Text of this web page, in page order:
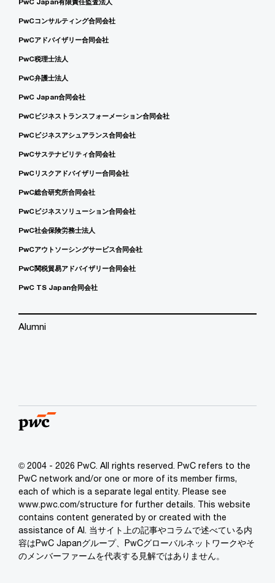
PwC Japan有限責任監査法人
PwCコンサルティング合同会社
PwCアドバイザリー合同会社
PwC税理士法人
PwC弁護士法人
PwC Japan合同会社
PwCビジネストランスフォーメーション合同会社
PwCビジネスアシュアランス合同会社
PwCサステナビリティ合同会社
PwCリスクアドバイザリー合同会社
PwC総合研究所合同会社
PwCビジネスソリューション合同会社
PwC社会保険労務士法人
PwCアウトソーシングサービス合同会社
PwC関税貿易アドバイザリー合同会社
PwC TS Japan合同会社
Alumni
© 2004 - 2026 PwC. All rights reserved. PwC refers to the
PwC network and/or one or more of its member firms,
each of which is a separate legal entity. Please see
www.pwc.com/structure for further details. This website
contains content generated by or created with the
assistance of AI. 当サイト上の記事やコラムで述べている内
容はPwC Japanグループ、PwCグローバルネットワークやそ
のメンバーファームを代表する見解ではありません。